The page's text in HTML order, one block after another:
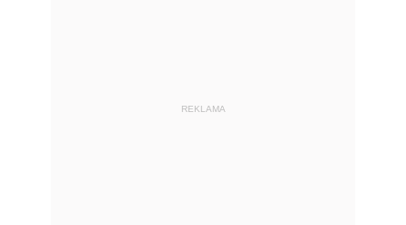
REKLAMA